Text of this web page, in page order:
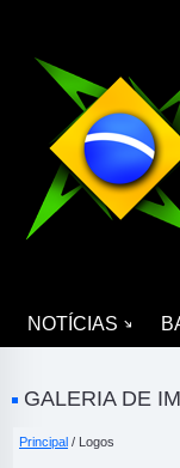
NOTÍCIAS
GALERIA DE
Principal / Logos